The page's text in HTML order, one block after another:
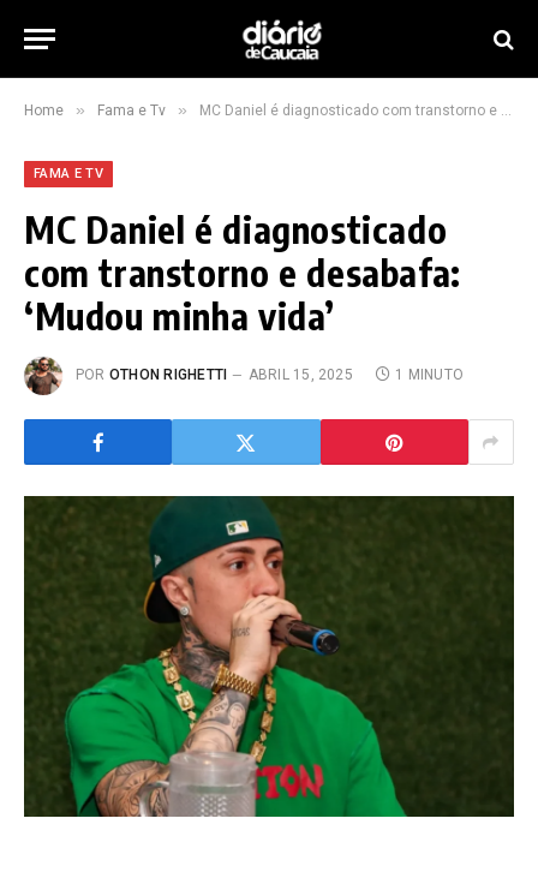
Home » Fama e Tv » MC Daniel é diagnosticado com transtorno e desabafa: ‘Mudou minha vida’
FAMA E TV
MC Daniel é diagnosticado
com transtorno e desabafa:
‘Mudou minha vida’
POR OTHON RIGHETTI ABRIL 15, 2025 1 MINUTO